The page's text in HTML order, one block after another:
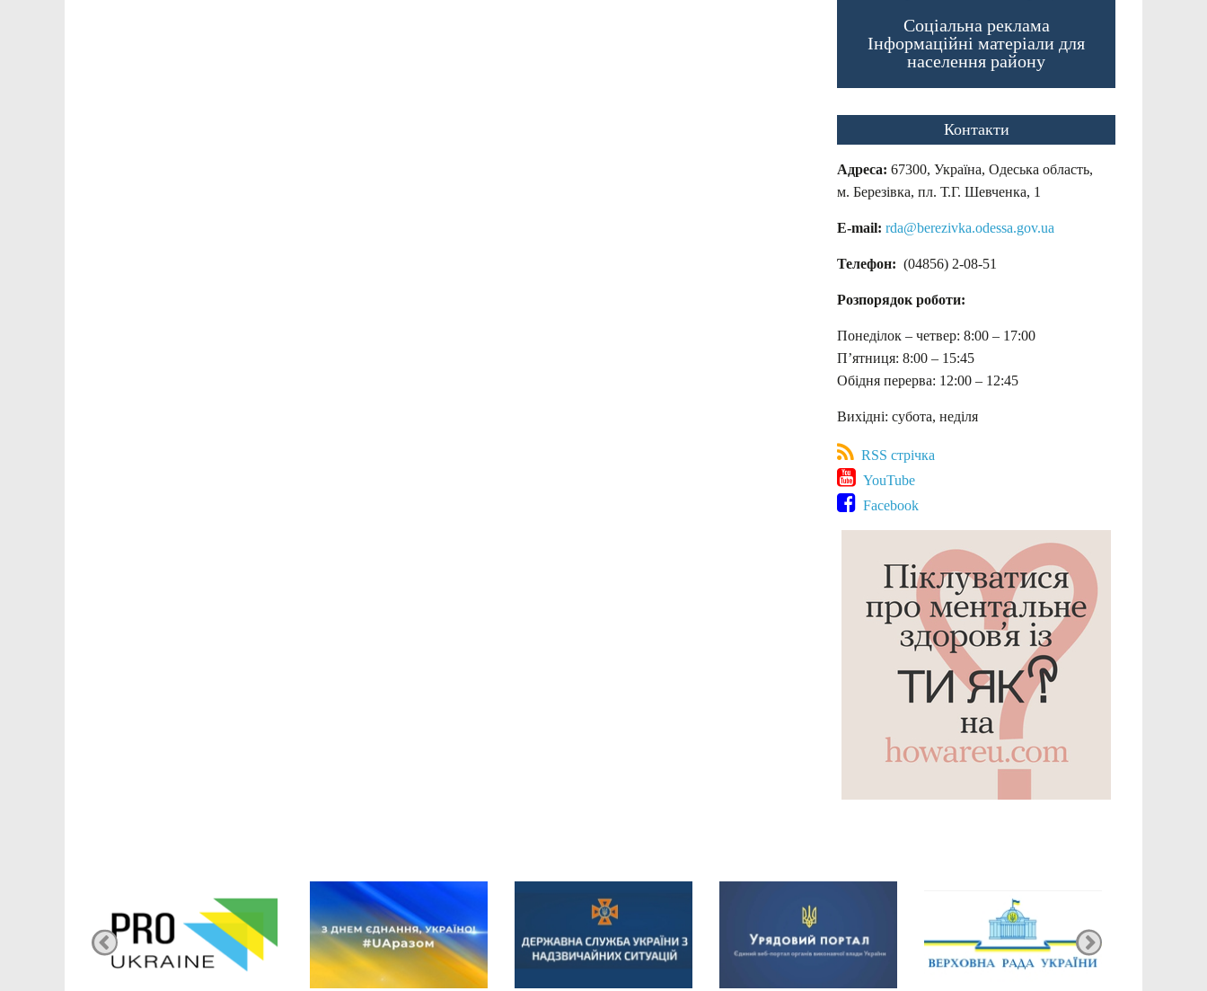
Соціальна реклама
Інформаційні матеріали для
населення району
Контакти
Адреса: 67300, Україна, Одеська область,
м. Березівка, пл. Т.Г. Шевченка, 1
E-mail: rda@berezivka.odessa.gov.ua
Телефон: (04856) 2-08-51
Розпорядок роботи:
Понеділок – четвер: 8:00 – 17:00
П’ятниця: 8:00 – 15:45
Обідня перерва: 12:00 – 12:45
Вихідні: субота, неділя
RSS стрічка
YouTube
Facebook